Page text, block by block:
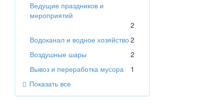
Ведущие праздников и
мероприятий
2
Водоканал и водное хозяйство2
Воздушные шары
2
Вывоз и переработка мусора
1
Показать все